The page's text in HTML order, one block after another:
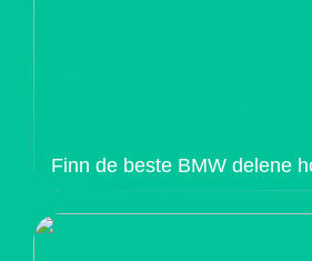
Finn de beste BMW delene